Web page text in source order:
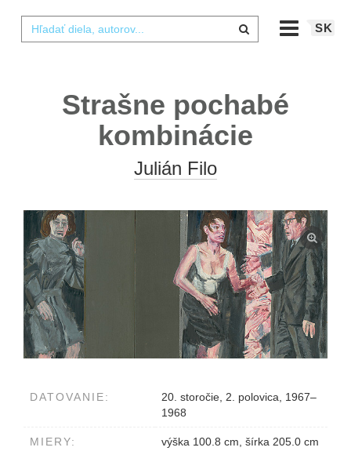
SK
Strašne pochabé
kombinácie
Julián Filo
DATOVANIE:
20. storočie, 2. polovica, 1967–
1968
MIERY: výška 100.8 cm, šírka 205.0 cm